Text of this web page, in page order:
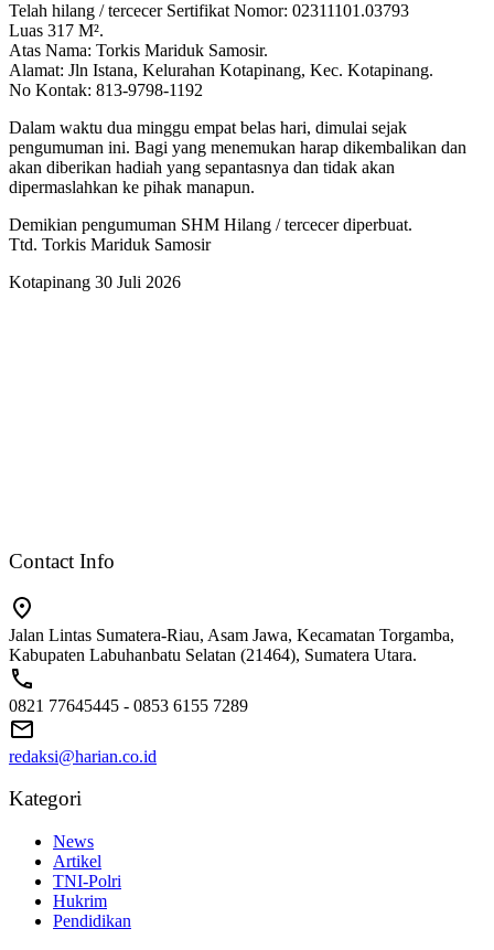
Telah hilang / tercecer Sertifikat Nomor: 02311101.03793
Luas 317 M².
Atas Nama: Torkis Mariduk Samosir.
Alamat: Jln Istana, Kelurahan Kotapinang, Kec. Kotapinang.
No Kontak: 813-9798-1192
Dalam waktu dua minggu empat belas hari, dimulai sejak
pengumuman ini. Bagi yang menemukan harap dikembalikan dan
akan diberikan hadiah yang sepantasnya dan tidak akan
dipermaslahkan ke pihak manapun.
Demikian pengumuman SHM Hilang / tercecer diperbuat.
Ttd. Torkis Mariduk Samosir
Kotapinang 30 Juli 2026
Contact Info
Jalan Lintas Sumatera-Riau, Asam Jawa, Kecamatan Torgamba,
Kabupaten Labuhanbatu Selatan (21464), Sumatera Utara.
0821 77645445 - 0853 6155 7289
redaksi@harian.co.id
Kategori
News
Artikel
TNI-Polri
Hukrim
Pendidikan